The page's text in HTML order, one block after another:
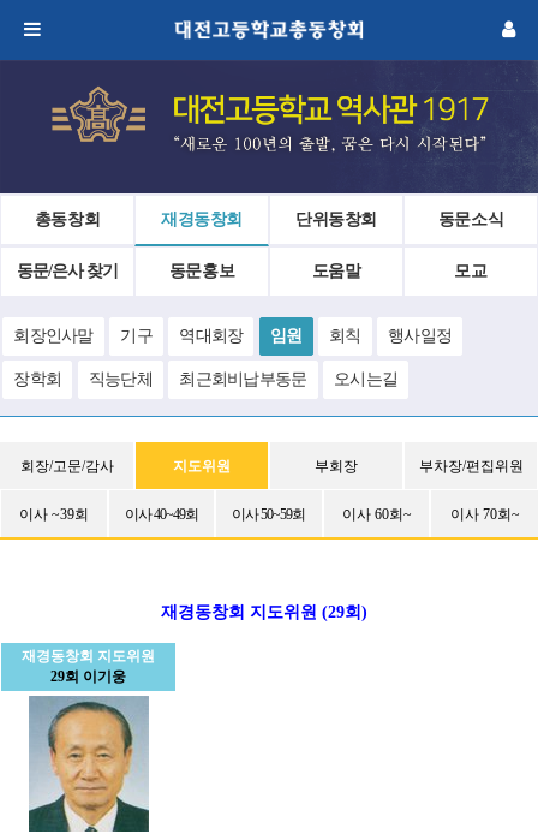
총동창회 재경동창회 단위동창회 동문소식
동문/은사 찾기 동문홍보 도움말 모교
회장인사말 기구 역대회장 임원 회칙 행사일정
장학회 직능단체 최근회비납부동문 오시는길
회장/고문/감사 지도위원 부회장 부차장/편집위원
이사 ~39회 이사 40~49회 이사 50~59회 이사 60회~ 이사 70회~
재경동창회 지도위원 (29회)
재경동창회 지도위원
29회 이기웅